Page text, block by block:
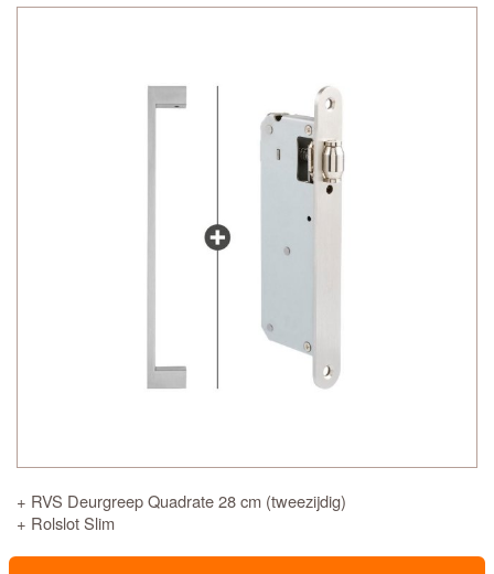
+ RVS Deurgreep Quadrate 28 cm (tweezijdig)
+ Rolslot Slim